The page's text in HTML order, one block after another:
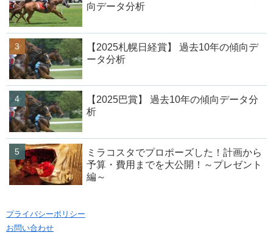
向データ分析
【2025札幌日経賞】 過去10年の傾向デ
ータ分析
【2025巴賞】 過去10年の傾向データ分
析
ミラコスタでプロポーズした！計画から
予算・費用までを大公開！～プレゼント
編～
プライバシーポリシー
お問い合わせ